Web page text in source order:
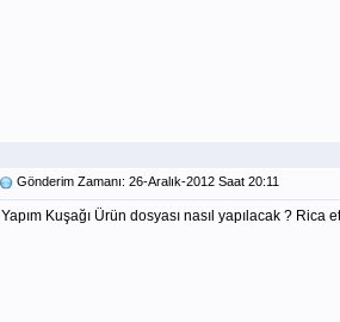
Gönderim Zamanı: 26-Aralık-2012 Saat 20:11
Yapım Kuşağı Ürün dosyası nasıl yapılacak ? Rica